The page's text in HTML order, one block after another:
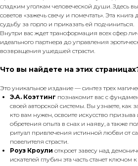
сладким уголкам человеческой души. Здесь
советов «зажечь свечу и помечтать». Эта книга
судьбу за горло и приказать ей подчиниться.
Внутри вас ждет трансформация всех сфер
идеального партнера до управления
возвращения ушедшей страсти.
Что вы найдете на этих
Это уникальное издание — синтез трех
Э.А. Коэттинг познакомит вас с
своей авторской системы. Вы узнаете, как
кто вам нужен, освоите искусство
обретения опыта в снах и наяву, а также
ритуал привлечения истинной любви от
повелителя страсти.
Роуз Кроули откроет завесу над
искателей глубин эта часть станет